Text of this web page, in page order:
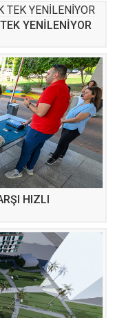
YENİLENİYOR
HIZLI